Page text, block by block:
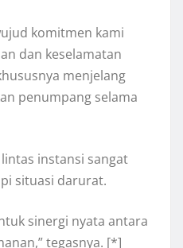
komitmen kami
dan keselamatan
menjelang
penumpang selama
instansi sangat
situasi darurat.
sinergi nyata antara
tegasnya. [*]